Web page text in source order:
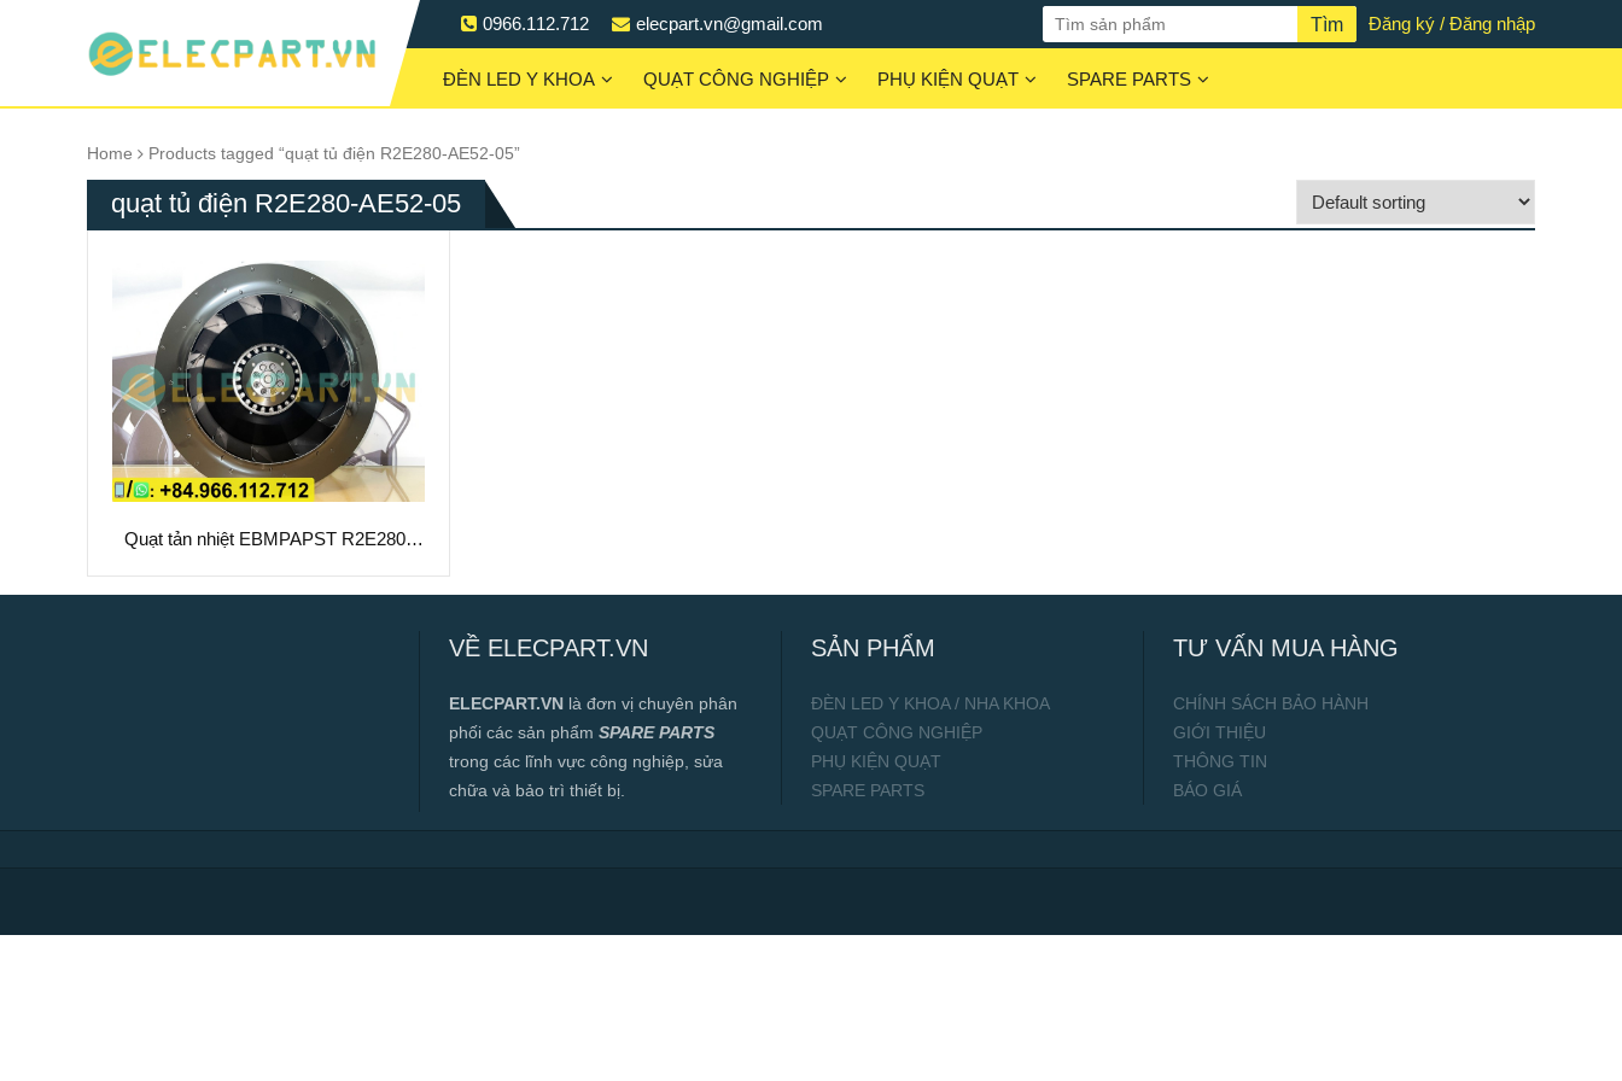
0966.112.712 elecpart.vn@gmail.com Đăng ký / Đăng nhập
ĐÈN LED Y KHOA QUẠT CÔNG NGHIỆP PHỤ KIỆN QUẠT SPARE PARTS
Home Products tagged “quạt tủ điện R2E280-AE52-05”
quạt tủ điện R2E280-AE52-05
Quạt tản nhiệt EBMPAPST R2E280-
VỀ ELECPART.VN
ELECPART.VN là đơn vị chuyên phân
phối các sản phẩm SPARE PARTS
trong các lĩnh vực công nghiệp, sửa
chữa và bảo trì thiết bị.
SẢN PHẨM
ĐÈN LED Y KHOA / NHA KHOA
QUẠT CÔNG NGHIỆP
PHỤ KIỆN QUẠT
SPARE PARTS
TƯ VẤN MUA HÀNG
CHÍNH SÁCH BẢO HÀNH
GIỚI THIỆU
THÔNG TIN
BÁO GIÁ